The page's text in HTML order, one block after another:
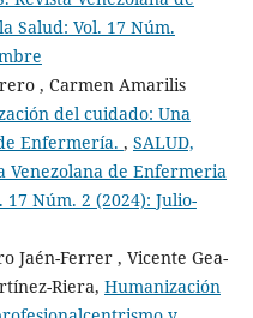
Salud: Vol. 17 Núm.
, Carmen Amarilis
del cuidado: Una
Enfermería. , SALUD,
Venezolana de Enfermeria
17 Núm. 2 (2024): Julio-
Jaén-Ferrer , Vicente Gea-
Riera, Humanización